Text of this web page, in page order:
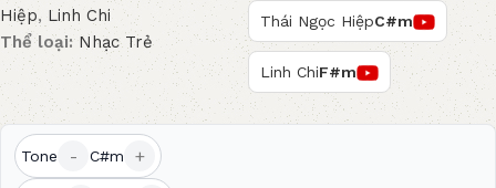
Hiệp, Linh Chi
Thể loại: Nhạc Trẻ
Thái Ngọc HiệpC#m
Linh ChiF#m
Tone - C#m +